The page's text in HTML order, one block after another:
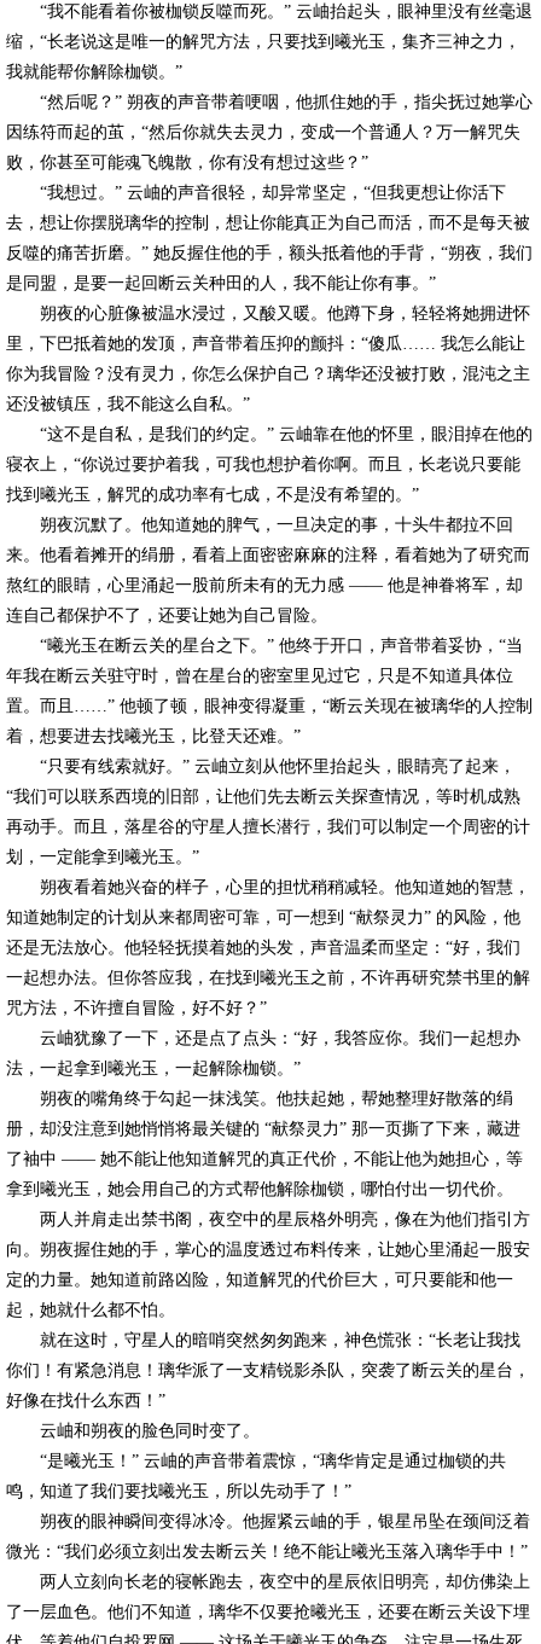
“我不能看着你被枷锁反噬而死。” 云岫抬起头，眼神里没有丝毫退
缩，“长老说这是唯一的解咒方法，只要找到曦光玉，集齐三神之力，
我就能帮你解除枷锁。”
“然后呢？” 朔夜的声音带着哽咽，他抓住她的手，指尖抚过她掌心
因练符而起的茧，“然后你就失去灵力，变成一个普通人？万一解咒失
败，你甚至可能魂飞魄散，你有没有想过这些？”
“我想过。” 云岫的声音很轻，却异常坚定，“但我更想让你活下
去，想让你摆脱璃华的控制，想让你能真正为自己而活，而不是每天被
反噬的痛苦折磨。” 她反握住他的手，额头抵着他的手背，“朔夜，我们
是同盟，是要一起回断云关种田的人，我不能让你有事。”
朔夜的心脏像被温水浸过，又酸又暖。他蹲下身，轻轻将她拥进怀
里，下巴抵着她的发顶，声音带着压抑的颤抖：“傻瓜…… 我怎么能让
你为我冒险？没有灵力，你怎么保护自己？璃华还没被打败，混沌之主
还没被镇压，我不能这么自私。”
“这不是自私，是我们的约定。” 云岫靠在他的怀里，眼泪掉在他的
寝衣上，“你说过要护着我，可我也想护着你啊。而且，长老说只要能
找到曦光玉，解咒的成功率有七成，不是没有希望的。”
朔夜沉默了。他知道她的脾气，一旦决定的事，十头牛都拉不回
来。他看着摊开的绢册，看着上面密密麻麻的注释，看着她为了研究而
熬红的眼睛，心里涌起一股前所未有的无力感 —— 他是神眷将军，却
连自己都保护不了，还要让她为自己冒险。
“曦光玉在断云关的星台之下。” 他终于开口，声音带着妥协，“当
年我在断云关驻守时，曾在星台的密室里见过它，只是不知道具体位
置。而且……” 他顿了顿，眼神变得凝重，“断云关现在被璃华的人控制
着，想要进去找曦光玉，比登天还难。”
“只要有线索就好。” 云岫立刻从他怀里抬起头，眼睛亮了起来，
“我们可以联系西境的旧部，让他们先去断云关探查情况，等时机成熟
再动手。而且，落星谷的守星人擅长潜行，我们可以制定一个周密的计
划，一定能拿到曦光玉。”
朔夜看着她兴奋的样子，心里的担忧稍稍减轻。他知道她的智慧，
知道她制定的计划从来都周密可靠，可一想到 “献祭灵力” 的风险，他
还是无法放心。他轻轻抚摸着她的头发，声音温柔而坚定：“好，我们
一起想办法。但你答应我，在找到曦光玉之前，不许再研究禁书里的解
咒方法，不许擅自冒险，好不好？”
云岫犹豫了一下，还是点了点头：“好，我答应你。我们一起想办
法，一起拿到曦光玉，一起解除枷锁。”
朔夜的嘴角终于勾起一抹浅笑。他扶起她，帮她整理好散落的绢
册，却没注意到她悄悄将最关键的 “献祭灵力” 那一页撕了下来，藏进
了袖中 —— 她不能让他知道解咒的真正代价，不能让他为她担心，等
拿到曦光玉，她会用自己的方式帮他解除枷锁，哪怕付出一切代价。
两人并肩走出禁书阁，夜空中的星辰格外明亮，像在为他们指引方
向。朔夜握住她的手，掌心的温度透过布料传来，让她心里涌起一股安
定的力量。她知道前路凶险，知道解咒的代价巨大，可只要能和他一
起，她就什么都不怕。
就在这时，守星人的暗哨突然匆匆跑来，神色慌张：“长老让我找
你们！有紧急消息！璃华派了一支精锐影杀队，突袭了断云关的星台，
好像在找什么东西！”
云岫和朔夜的脸色同时变了。
“是曦光玉！” 云岫的声音带着震惊，“璃华肯定是通过枷锁的共
鸣，知道了我们要找曦光玉，所以先动手了！”
朔夜的眼神瞬间变得冰冷。他握紧云岫的手，银星吊坠在颈间泛着
微光：“我们必须立刻出发去断云关！绝不能让曦光玉落入璃华手中！”
两人立刻向长老的寝帐跑去，夜空中的星辰依旧明亮，却仿佛染上
了一层血色。他们不知道，璃华不仅要抢曦光玉，还要在断云关设下埋